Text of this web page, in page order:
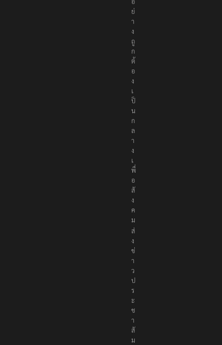
ย่
า
ง
ถู
ก
ต้
อ
ง
เ
ป็
น
ก
ล
า
ง
เ
พื่
อ
สั
ง
ค
ม
ส่
ง
ข่
า
ว
ป
ร
ะ
ช
า
สั
ม